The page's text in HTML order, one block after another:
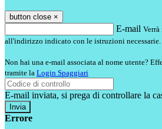
button close ×
E-mail
all'indirizzo indicato con le istruzioni necessarie.
Non hai una e-mail associata al nome utente?
tramite la Login Spaggiari
E-mail inviata, si prega di controllare la
Errore